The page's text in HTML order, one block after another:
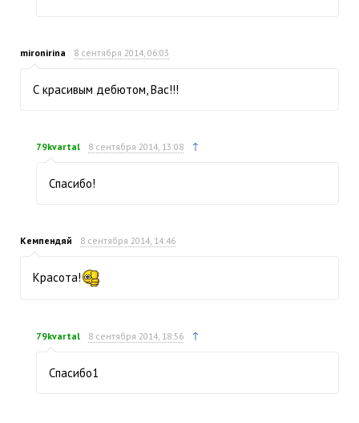
mironirina 8 сентября 2014, 06:03
С красивым дебютом, Вас!!!
79kvartal 8 сентября 2014, 13:08 ↑
Спасибо!
Кемпендяй 8 сентября 2014, 14:46
Красота!
79kvartal 8 сентября 2014, 18:56 ↑
Спасибо1